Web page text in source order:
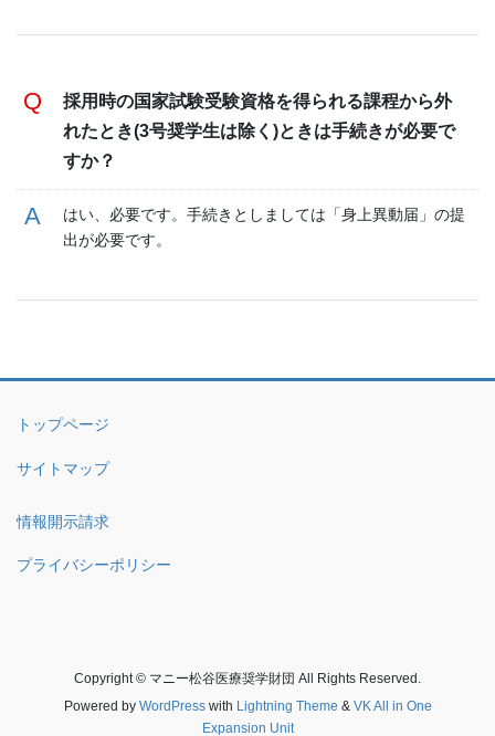
採用時の国家試験受験資格を得られる課程から外
れたとき(3号奨学生は除く)ときは手続きが必要で
すか？
はい、必要です。手続きとしましては「身上異動届」の提
出が必要です。
トップページ
サイトマップ
情報開示請求
プライバシーポリシー
Copyright © マニー松谷医療奨学財団 All Rights Reserved.
Powered by WordPresswith Lightning Theme & VK All in One
Expansion Unit